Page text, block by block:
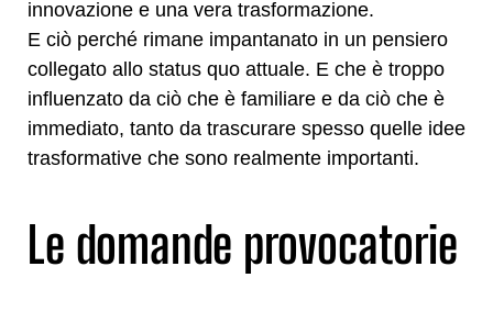
innovazione e una vera trasformazione.
E ciò perché rimane impantanato in un pensiero
collegato allo status quo attuale. E che è troppo
influenzato da ciò che è familiare e da ciò che è
immediato, tanto da trascurare spesso quelle idee
trasformative che sono realmente importanti.
Le domande provocatorie